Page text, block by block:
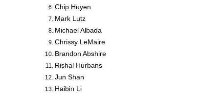
Chip Huyen
Mark Lutz
Michael Albada
Chrissy LeMaire
Brandon Abshire
Rishal Hurbans
Jun Shan
Haibin Li